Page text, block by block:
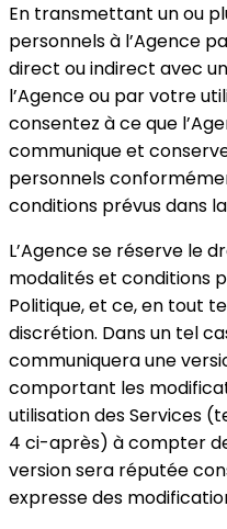
En transmettant un ou
personnels à l’Agence
direct ou indirect avec
l’Agence ou par votre
consentez à ce que
communique et
personnels
conditions prévus dans
L’Agence se réserve le
modalités et conditions
Politique, et ce, en tout
discrétion. Dans un tel
communiquera une
comportant les
utilisation des Services
4 ci-après) à compter
version sera réputée
expresse des